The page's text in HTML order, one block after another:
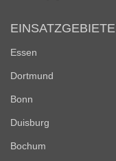
EINSATZGEBIETE
Essen
Dortmund
Bonn
Duisburg
Bochum